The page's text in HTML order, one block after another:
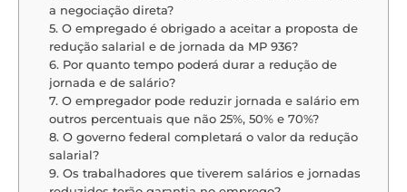
a negociação direta?
5. O empregado é obrigado a aceitar a proposta de
redução salarial e de jornada da MP 936?
6. Por quanto tempo poderá durar a redução de
jornada e de salário?
7. O empregador pode reduzir jornada e salário em
outros percentuais que não 25%, 50% e 70%?
8. O governo federal completará o valor da redução
salarial?
9. Os trabalhadores que tiverem salários e jornadas